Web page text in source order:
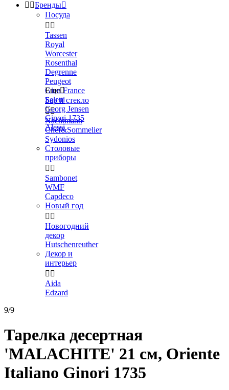
 Бренды
Посуда
 
Tassen
Royal
Worcester
Rosenthal
Degrenne
Peugeot
Gien France
Seletti
Georg Jensen
Ginori 1735
Alessi
Еще
Бар и стекло

Nachtmann
Chef&Sommelier
Sydonios
Столовые
приборы
 
Sambonet
WMF
Capdeco
Новый год
 
Новогодний
декор
Hutschenreuther
Декор и
интерьер
 
Aida
Edzard
9/9
Тарелка десертная
'MALACHITE' 21 см, Oriente
Italiano Ginori 1735